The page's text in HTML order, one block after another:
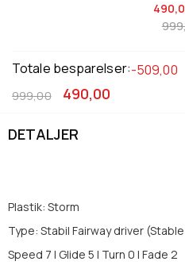
490,
Totale besparelser:-509,00
490,00
999,00
DETALJER
Plastik: Storm
Type: Stabil Fairway driver
Speed 7 | Glide 5 | Turn 0 | Fade 2